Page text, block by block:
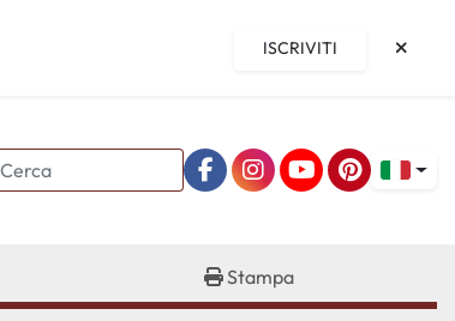
ISCRIVITI
facebookinstagram
youtubepinterest
Stampa